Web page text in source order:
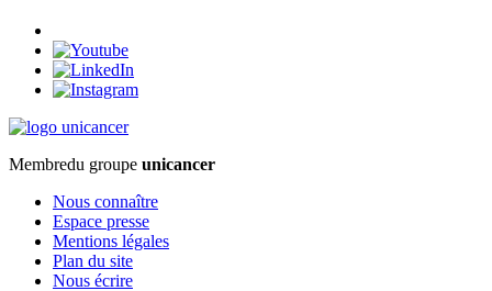
Membredu groupe unicancer
Nous connaître
Espace presse
Mentions légales
Plan du site
Nous écrire